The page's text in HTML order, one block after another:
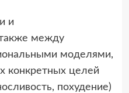
и
между
моделями,
конкретных целей
похудение)